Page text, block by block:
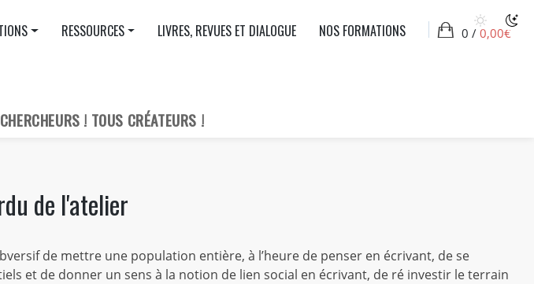
! TOUS CRÉATEURS !
RESSOURCES LIVRES, REVUES ET DIALOGUE NOS FORMATIONS 0 / 0,00€
de l'atelier
de mettre une population entière, à l’heure de penser en écrivant, de se
et de donner un sens à la notion de lien social en écrivant, de ré investir le terrain